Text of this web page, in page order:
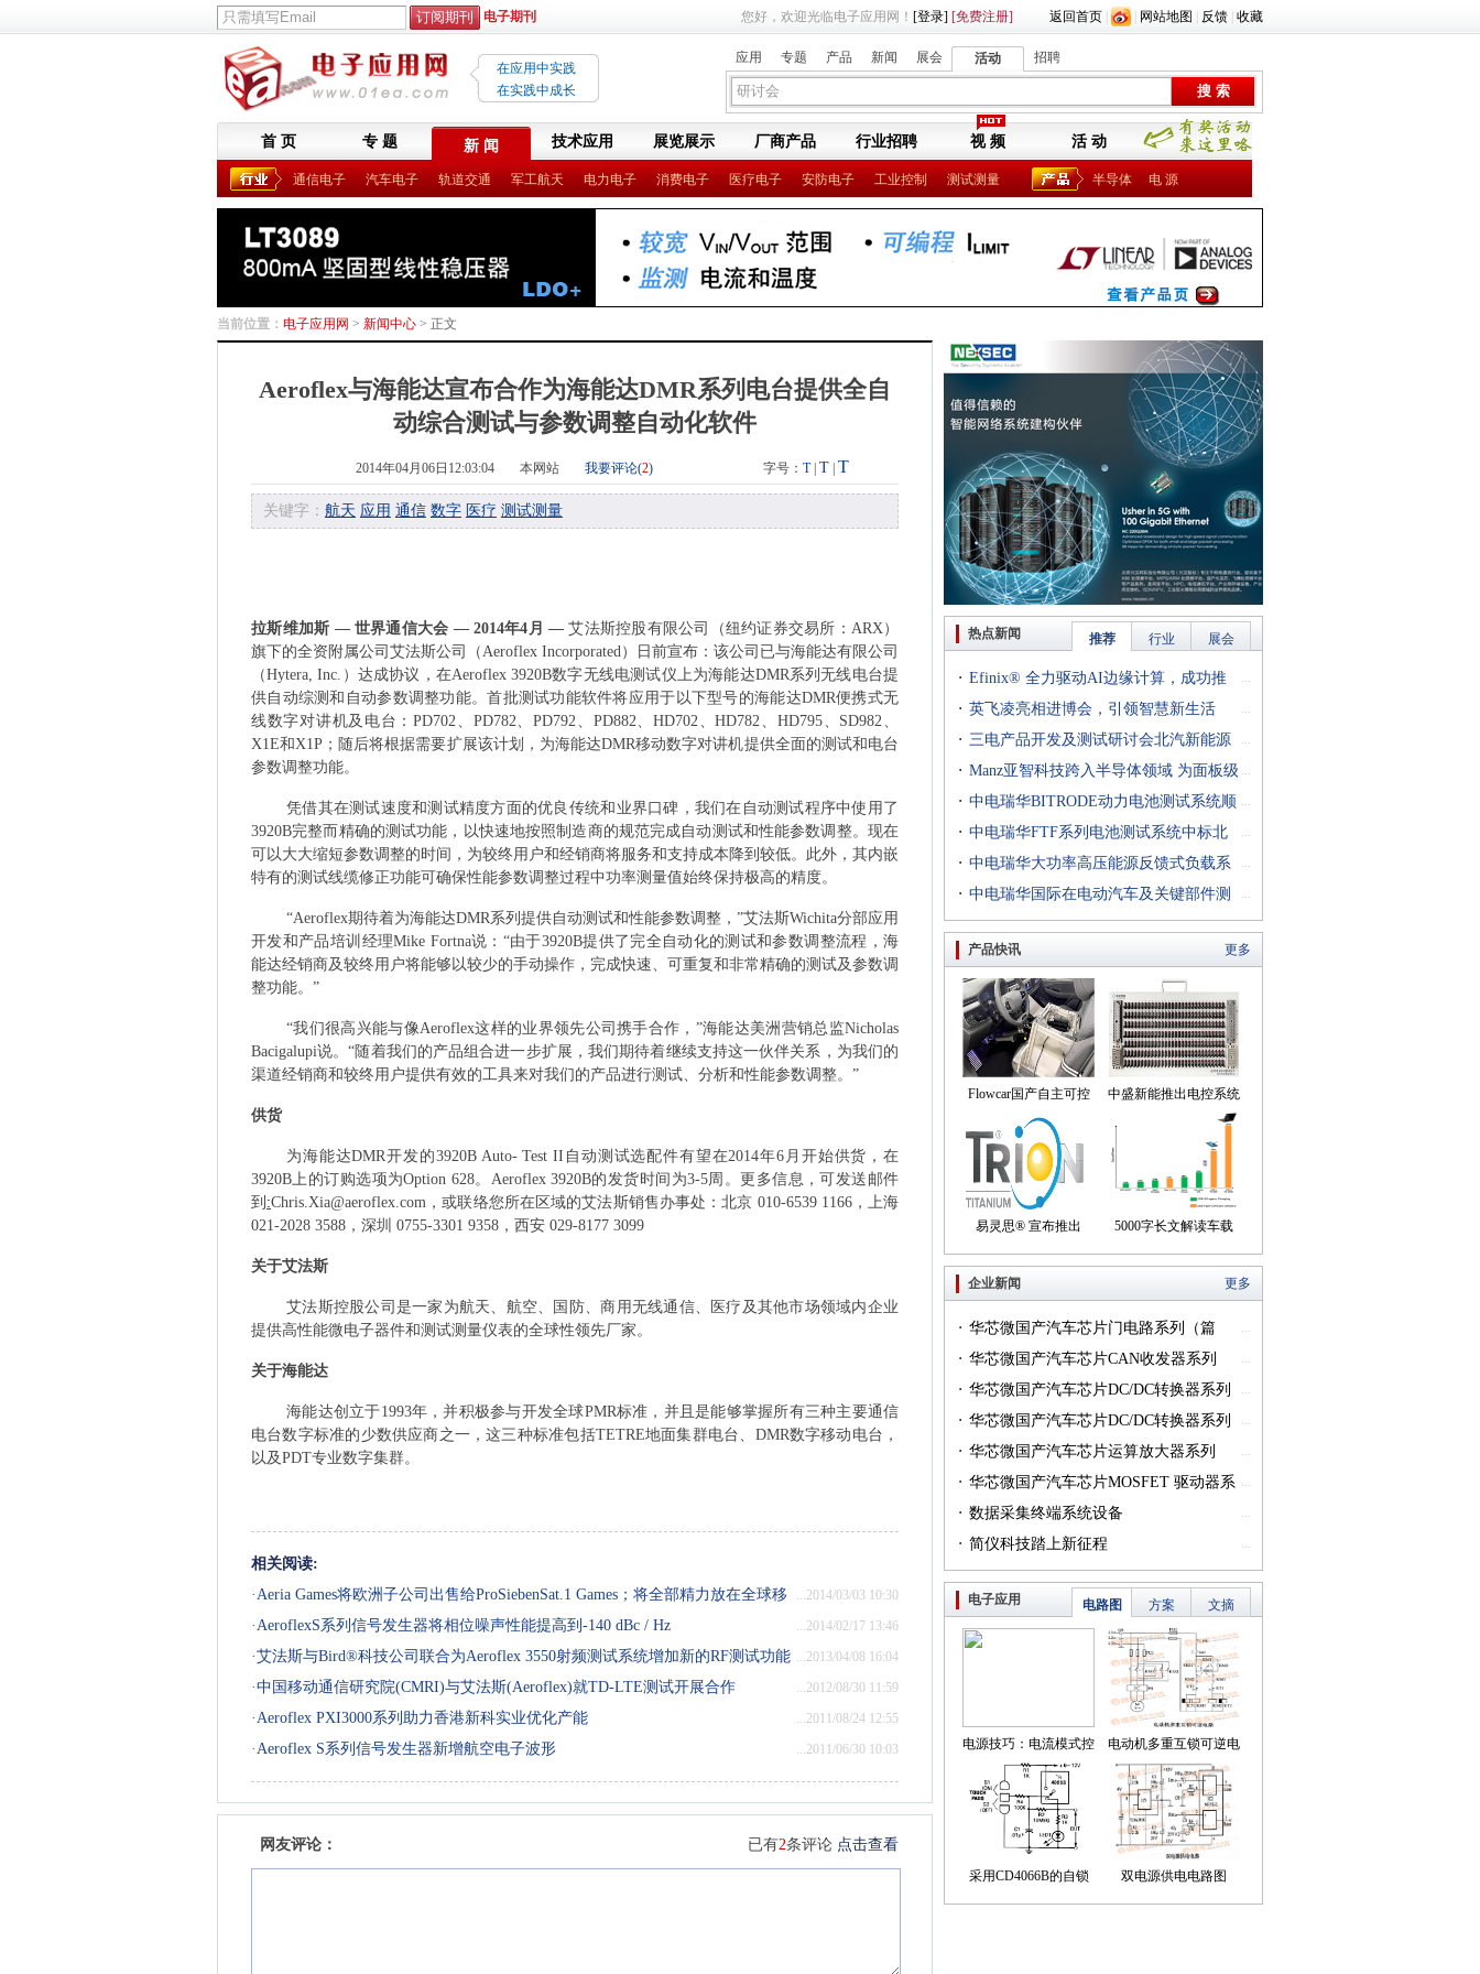
电子期刊 您好，欢迎光临电子应用网！ [登录] [免费注册] 返回首页 网站地图 反馈 收藏
在应用中实践
在实践中成长
应用 专题 产品 新闻 展会 活动 招聘
首 页 专 题 新 闻 技术应用 展览展示 厂商产品 行业招聘 视 频 活 动
通信电子 汽车电子 轨道交通 军工航天 电力电子 消费电子 医疗电子 安防电子 工业控制 测试测量 半导体 电 源
当前位置： 电子应用网 > 新闻中心 > 正文
Aeroflex与海能达宣布合作为海能达DMR系列电台提供全自
动综合测试与参数调整自动化软件
2014年04月06日12:03:04 本网站 我要评论(2) 字号： T| T T
关键字： 航天 应用 通信 数字 医疗 测试测量
拉斯维加斯 — 世界通信大会 — 2014年4 月 —艾法斯控股有限公司（纽约证券交易所： ARX）
旗下的全资附属公司艾法斯公司（Aeroflex Incorporated）日前宣布：该公司已与海能达有限公司
（Hytera, Inc. ）达成协议，在Aeroflex 3920B数字无线电测试仪上为海能达DMR系列无线电台提
供自动综测和自动参数调整功能。首批测试功能软件将应用于以下型号的海能达DMR便携式无
线数字对讲机及电台：PD702、 PD782、PD792、 PD882、HD702、HD782、 HD795、 SD982、
X1E和X1P ；随后将根据需要扩展该计划，为海能达DMR移动数字对讲机提供全面的测试和电台
参数调整功能。
凭借其在测试速度和测试精度方面的优良传统和业界口碑，我们在自动测试程序中使用了
3920B完整而精确的测试功能，以快速地按照制造商的规范完成自动测试和性能参数调整。现在
可以大大缩短参数调整的时间，为较终用户和经销商将服务和支持成本降到较低。此外，其内嵌
特有的测试线缆修正功能可确保性能参数调整过程中功率测量值始终保持极高的精度。
“Aeroflex期待着为海能达DMR系列提供自动测试和性能参数调整，”艾法斯Wichita分部应用
开发和产品培训经理Mike Fortna说：“由于3920B提供了完全自动化的测试和参数调整流程，海
能达经销商及较终用户将能够以较少的手动操作，完成快速、可重复和非常精确的测试及参数调
整功能。”
“我们很高兴能与像Aeroflex这样的业界领先公司携手合作，”海能达美洲营销总监Nicholas
Bacigalupi说。“随着我们的产品组合进一步扩展，我们期待着继续支持这一伙伴关系，为我们的
渠道经销商和较终用户提供有效的工具来对我们的产品进行测试、分析和性能参数调整。”
供货
为海能达DMR开发的3920B Auto- Test II 自动测试选配件有望在2014年6 月开始供货，在
3920B上的订购选项为Option 628。 Aeroflex 3920B的发货时间为3-5周。 更多信息，可发送邮件
到 :Chris.Xia@aeroflex.com ，或联络您所在区域的艾法斯销售办事处：北京 010-6539 1166，上海
021-2028 3588 ，深圳 0755-3301 9358 ，西安 029-8177 3099
关于艾法斯
艾法斯控股公司是一家为航天、航空、国防、商用无线通信、医疗及其他市场领域内企业
提供高性能微电子器件和测试测量仪表的全球性领先厂家。
关于海能达
海能达创立于1993年，并积极参与开发全球PMR标准，并且是能够掌握所有三种主要通信
电台数字标准的少数供应商之一，这三种标准包括TETRE地面集群电台、 DMR数字移动电台，
以及PDT专业数字集群。
相关阅读:
...2014/03/03 10:30
·Aeria Games将欧洲子公司出售给ProSiebenSat.1 Games；将全部精力放在全球移
动游戏开发和发行业务上
...2014/02/17 13:46
·AeroflexS系列信号发生器将相位噪声性能提高到-140 dBc / Hz
...2013/04/08 16:04
·艾法斯与Bird®科技公司联合为Aeroflex 3550射频测试系统增加新的RF测试功能
...2012/08/30 11:59
·中国移动通信研究院(CMRI)与艾法斯(Aeroflex)就TD-LTE测试开展合作
...2011/08/24 12:55
·Aeroflex PXI3000系列助力香港新科实业优化产能
...2011/06/30 10:03
·Aeroflex S系列信号发生器新增航空电子波形
网友评论： 已有2条评论 点击查看
热点新闻 展会
行业
推荐
...
· Efinix® 全力驱动AI边缘计算，成功推
出Trion™ T20 FPGA样品, 同时将产品扩展
到二十万逻辑单元的T200 FPGA
...
· 英飞凌亮相进博会，引领智慧新生活
...
· 三电产品开发及测试研讨会北汽新能源
专场成功举行
...
· Manz亚智科技跨入半导体领域 为面板级
扇出型封装提供化学湿制程、涂布及激光应
用等生产设备解决方案
...
· 中电瑞华BITRODE动力电池测试系统顺
利交付北汽新能源
...
· 中电瑞华FTF系列电池测试系统中标北
京新能源汽车股份有限公司
...
· 中电瑞华大功率高压能源反馈式负载系
统成功交付中电熊猫
...
· 中电瑞华国际在电动汽车及关键部件测
评研讨会上演绎先进测评技术
产品快讯 更多
Flowcar国产自主可控
自动驾驶机器人来到我
们身边
中盛新能推出电控系统
控制器BOB集成断线
易灵思® 宣布推出
Trion® Titanium FPGA
系列
5000字长文解读车载
USB供电的方方面面
企业新闻
更多
...
· 华芯微国产汽车芯片门电路系列（篇
一）
...
· 华芯微国产汽车芯片CAN收发器系列
（篇一）
...
· 华芯微国产汽车芯片DC/DC转换器系列
...
· 华芯微国产汽车芯片DC/DC转换器系列
...
· 华芯微国产汽车芯片运算放大器系列
（篇一）
...
· 华芯微国产汽车芯片MOSFET 驱动器系
列（篇一）
...
· 数据采集终端系统设备
...
· 简仪科技踏上新征程
电子应用 文摘
方案
电路图
电源技巧：电流模式控
制简化了对降压LED稳
压器的补偿
电动机多重互锁可逆电
路
采用CD4066B的自锁
式触摸开关电路
双电源供电电路图